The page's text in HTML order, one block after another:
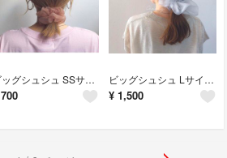
ビッグシュシュ SSサイズ / ココア
700
ビッグシュシュ Lサイズ / ブルーグレー
¥ 1,500